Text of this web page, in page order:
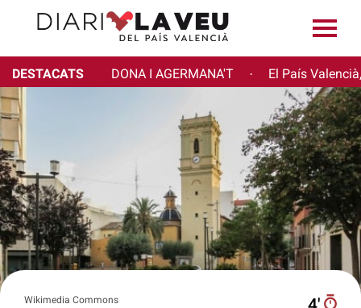
DESTACATS DONA I AGERMANA'T · El País
Wikimedia Commons